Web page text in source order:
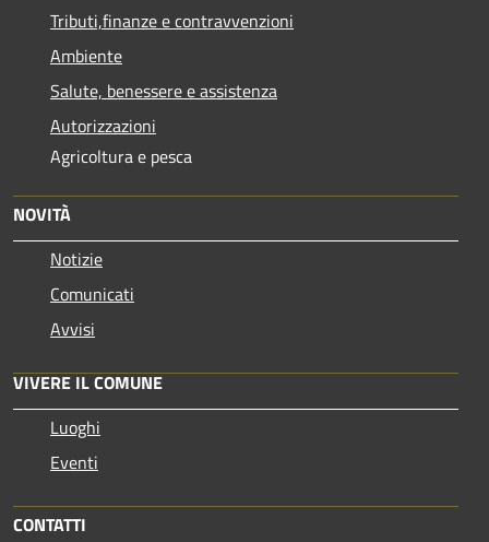
Tributi,finanze e contravvenzioni
Ambiente
Salute, benessere e assistenza
Autorizzazioni
Agricoltura e pesca
NOVITÀ
Notizie
Comunicati
Avvisi
VIVERE IL COMUNE
Luoghi
Eventi
CONTATTI